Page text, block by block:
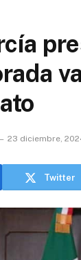
23 diciembre,
Twitter